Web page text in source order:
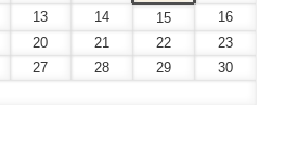
13 14 15
16
20 21 22
23
27 28 29
30